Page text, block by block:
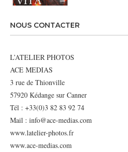
NOUS CONTACTER
L’ATELIER PHOTOS
ACE MEDIAS
3 rue de Thionville
57920 Kédange sur Canner
Tél : +33(0)3 82 83 92 74
Mail : info@ace-medias.com
www.latelier-photos.fr
www.ace-medias.com